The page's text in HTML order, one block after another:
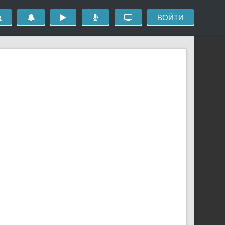
ВОЙТИ